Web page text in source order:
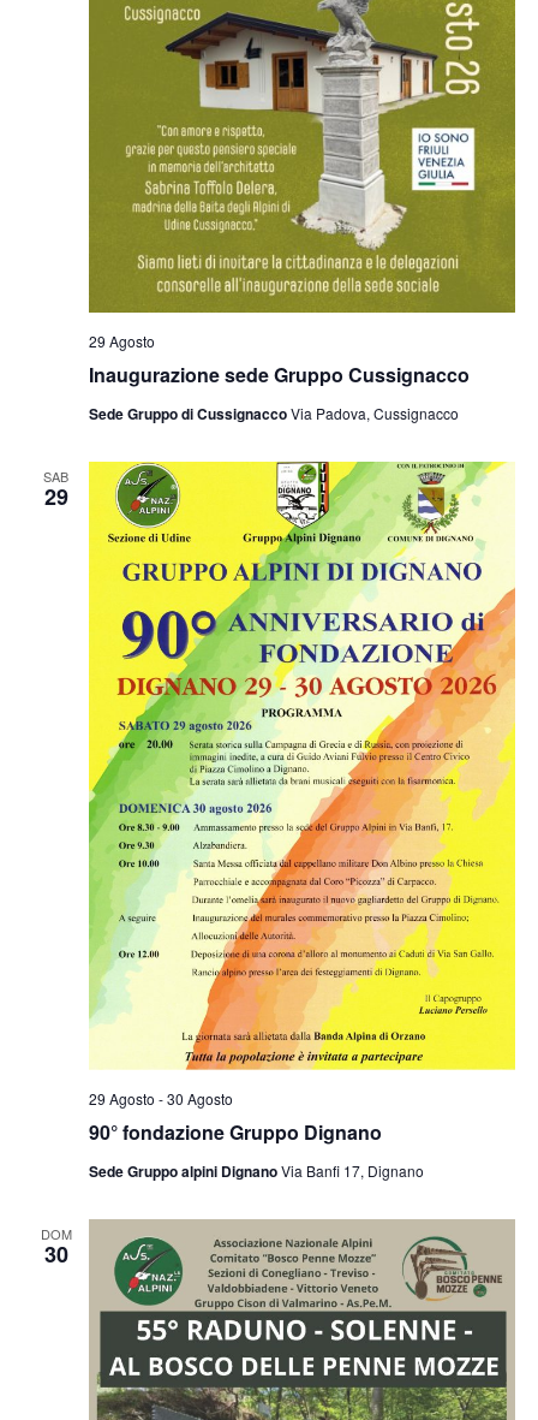
Inaugurazione sede Gruppo Cussignacco
29 Agosto
Sede Gruppo di CussignaccoVia Padova, Cussignacco
SAB
29
90° fondazione Gruppo Dignano
29 Agosto -30 Agosto
Sede Gruppo alpini DignanoVia Banfi 17, Dignano
DOM
30